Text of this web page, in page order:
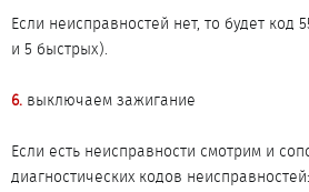
Если неисправностей нет, то будет код
и 5 быстрых).
6. выключаем зажигание
Если есть неисправности смотрим и
диагностических кодов неисправностей: